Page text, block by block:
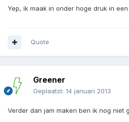
Yep, ik maak in onder hoge druk in
Quote
Greener
Geplaatst: 14 januari 2013
Verder dan jam maken ben ik nog niet